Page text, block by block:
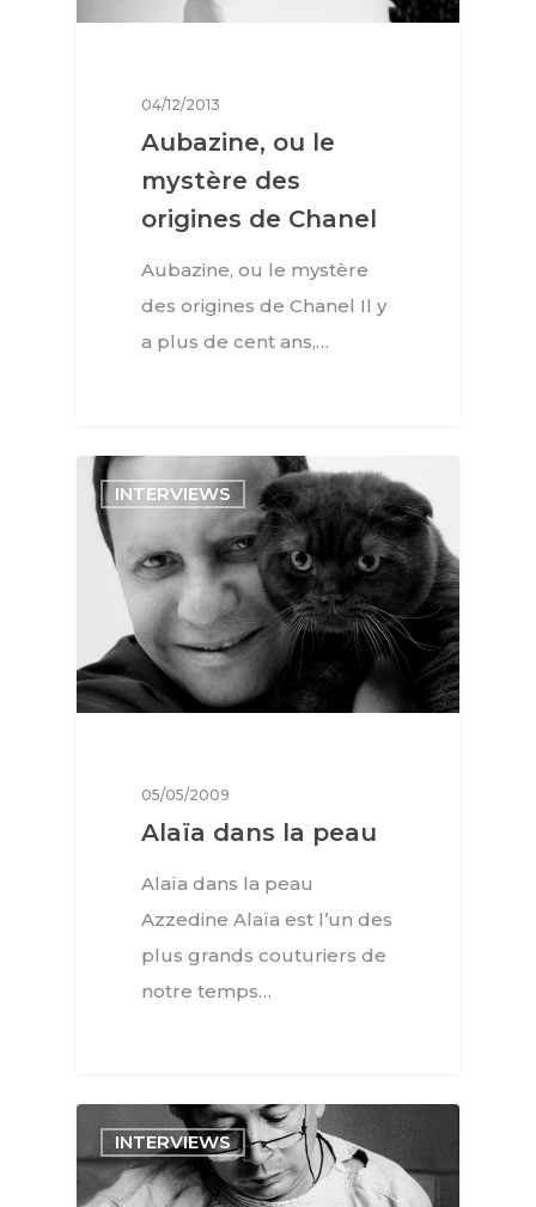
04/12/2013
Aubazine, ou le
mystère des
origines de Chanel
Aubazine, ou le mystère
des origines de Chanel Il y
a plus de cent ans,…
INTERVIEWS
05/05/2009
Alaïa dans la peau
Alaïa dans la peau
Azzedine Alaïa est l’un des
plus grands couturiers de
notre temps…
INTERVIEWS